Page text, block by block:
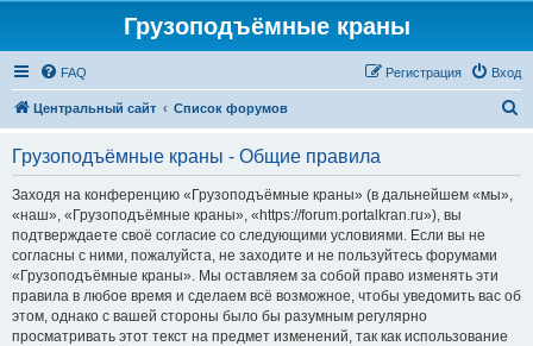
Грузоподъёмные краны
FAQ Вход
Регистрация
Центральный сайт Список форумов
Грузоподъёмные краны - Общие правила
Заходя на конференцию «Грузоподъёмные краны» (в дальнейшем «мы»,
«наш», «Грузоподъёмные краны», «https://forum.portalkran.ru»), вы
подтверждаете своё согласие со следующими условиями. Если вы не
согласны с ними, пожалуйста, не заходите и не пользуйтесь форумами
«Грузоподъёмные краны». Мы оставляем за собой право изменять эти
правила в любое время и сделаем всё возможное, чтобы уведомить вас об
этом, однако с вашей стороны было бы разумным регулярно
просматривать этот текст на предмет изменений, так как использование